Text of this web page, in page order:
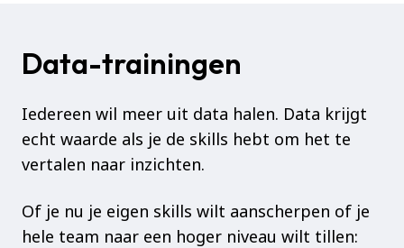
Data-trainingen
Iedereen wil meer uit data halen. Data krijgt
echt waarde als je de skills hebt om het te
vertalen naar inzichten.
Of je nu je eigen skills wilt aanscherpen of je
hele team naar een hoger niveau wilt tillen: